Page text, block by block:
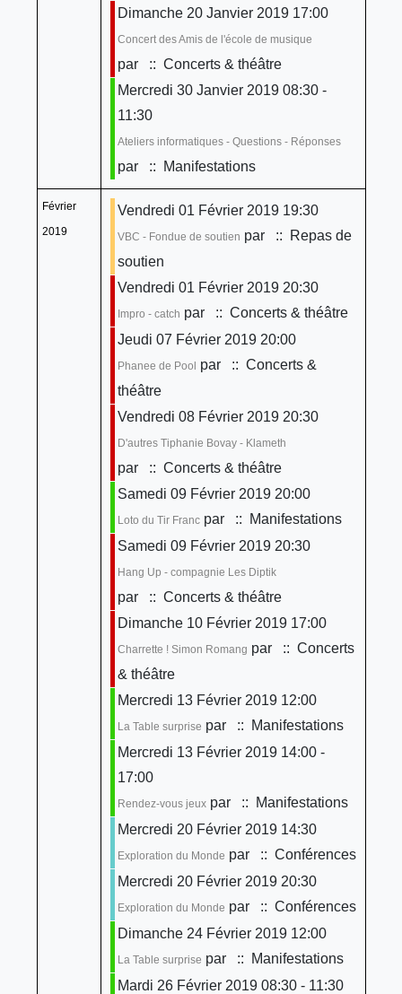
Dimanche 20 Janvier 2019 17:00
Concert des Amis de l'école de musique
par
:: Concerts & théâtre
Mercredi 30 Janvier 2019 08:30 -
11:30
Ateliers informatiques - Questions - Réponses
par :: Manifestations
Février
2019
Vendredi 01 Février 2019 19:30
VBC - Fondue de soutien par
:: Repas de
soutien
Vendredi 01 Février 2019 20:30
Impro - catch par
:: Concerts & théâtre
Jeudi 07 Février 2019 20:00
Phanee de Pool par
:: Concerts &
théâtre
Vendredi 08 Février 2019 20:30
D'autres Tiphanie Bovay - Klameth
par
:: Concerts & théâtre
Samedi 09 Février 2019 20:00
Loto du Tir Francpar
:: Manifestations
Samedi 09 Février 2019 20:30
Hang Up - compagnie Les Diptik
par
:: Concerts & théâtre
Dimanche 10 Février 2019 17:00
Charrette ! Simon Romang par
:: Concerts
& théâtre
Mercredi 13 Février 2019 12:00
La Table surprise par
:: Manifestations
Mercredi 13 Février 2019 14:00 -
17:00
Rendez-vous jeuxpar
:: Manifestations
Mercredi 20 Février 2019 14:30
Exploration du Monde par
:: Conférences
Mercredi 20 Février 2019 20:30
Exploration du Monde par
:: Conférences
Dimanche 24 Février 2019 12:00
La Table surprise par
:: Manifestations
Mardi 26 Février 2019 08:30 - 11:30